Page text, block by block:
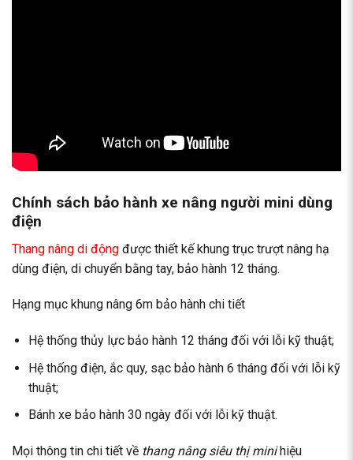
Chính sách bảo hành xe nâng người mini dùng
điện
Thang nâng di động được thiết kế khung trục trượt nâng hạ
dùng điện, di chuyển bằng tay, bảo hành 12 tháng.
Hạng mục khung nâng 6m bảo hành chi tiết
Hệ thống thủy lực bảo hành 12 tháng đối với lỗi kỹ thuật;
Hệ thống điện, ắc quy, sạc bảo hành 6 tháng đối với lỗi kỹ
thuật;
Bánh xe bảo hành 30 ngày đối với lỗi kỹ thuật.
Mọi thông tin chi tiết về thang nâng siêu thị minihiệu